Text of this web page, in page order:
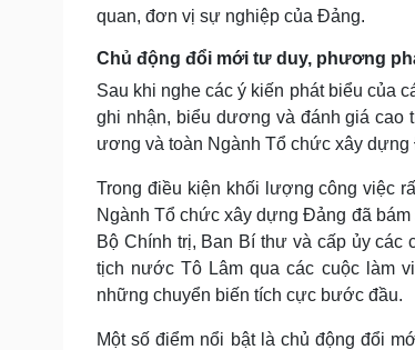
quan, đơn vị sự nghiệp của Đảng.
Chủ động đổi mới tư duy, phương
Sau khi nghe các ý kiến phát biểu của
ghi nhận, biểu dương và đánh giá cao
ương và toàn Ngành Tổ chức xây dựng
Trong điều kiện khối lượng công việc
Ngành Tổ chức xây dựng Đảng đã
Bộ Chính trị, Ban Bí thư và cấp ủy các
tịch nước Tô Lâm qua các cuộc làm
những chuyển biến tích cực bước đầu.
Một số điểm nổi bật là chủ động đổi